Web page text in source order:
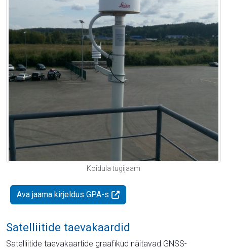
Koidula tugijaam
Ava jaama kirjeldus GPA-s
Satelliitide taevakaardid
Satelliitide taevakaartide graafikud näitavad GNSS-